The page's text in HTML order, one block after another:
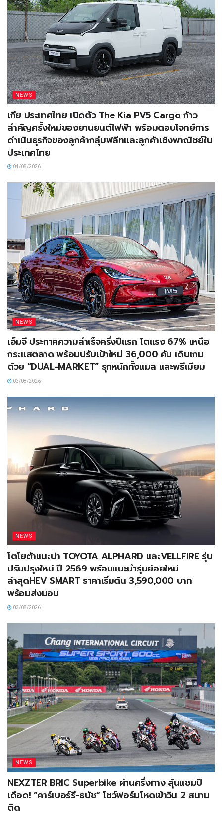
NEWS
เกีย ประเทศไทย เปิดตัว The Kia PV5 Cargo ก้าว
สำคัญครั้งใหม่ของยานยนต์ไฟฟ้า พร้อมตอบโจทย์การ
ดำเนินธุรกิจของลูกค้ากลุ่มฟลีทและลูกค้าเชิงพาณิชย์ใน
ประเทศไทย
04/08/2026
NEWS
เอ็มจี ประกาศความสำเร็จครึ่งปีแรก โตแรง 67% เหนือ
กระแสตลาด พร้อมปรับเป้าใหม่ 36,000 คัน เดินเกม
ด้วย “DUAL-MARKET” รุกหนักทั้งแมส และพรีเมียม
03/08/2026
NEWS
โตโยต้าแนะนำ TOYOTA ALPHARD และVELLFIRE รุ่น
ปรับปรุงใหม่ ปี 2569 พร้อมแนะนำรุ่นย่อยใหม่
ล่าสุดHEV SMART ราคาเริ่มต้น 3,590,000 บาท
พร้อมส่งมอบ
03/08/2026
NEWS
NEXZTER BRIC Superbike ผ่านครึ่งทาง ลุ้นแชมป์
เดือด! “คาร์เบอร์รี-ธนัช” โชว์ฟอร์มโหดเข้าวิน 2 สนาม
ติด